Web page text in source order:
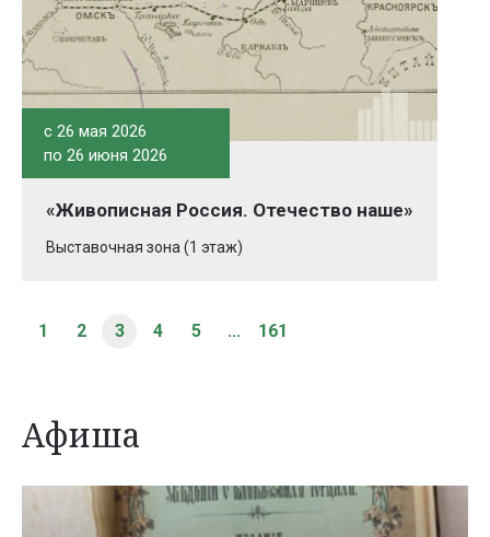
c 26 мая 2026
по 26 июня 2026
«Живописная Россия. Отечество наше»
Выставочная зона (1 этаж)
1 2 3 4 5 ... 161
Афиша